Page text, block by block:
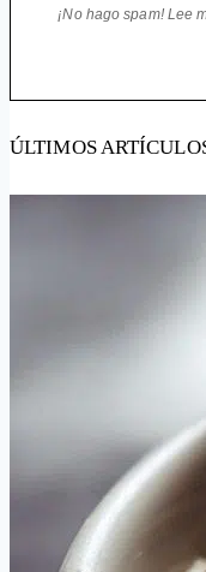
¡No hago spam! Lee
ÚLTIMOS